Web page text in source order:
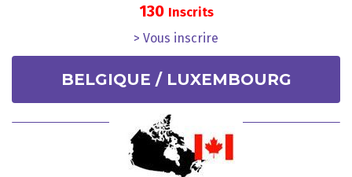
130 Inscrits
> Vous inscrire
BELGIQUE / LUXEMBOURG